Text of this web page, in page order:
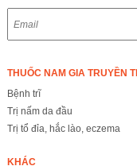
THUỐC NAM GIA TRUYỀN
Bệnh trĩ
Trị nấm da đầu
Trị tổ đỉa, hắc lào, eczema
KHÁC